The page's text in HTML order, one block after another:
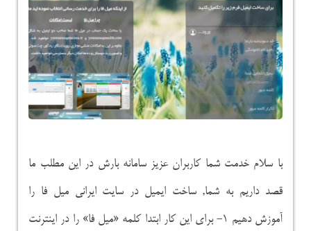
با سلام خدمت شما کاربران عزیز سامانه بارش در این مطلب ما
قصد داریم به شما, ساخت ایمیل در سایت ایرانی میل فا را
آموزش دهیم ۱- برای این کار ابتدا کلمه «میل فا» را در اینترنت